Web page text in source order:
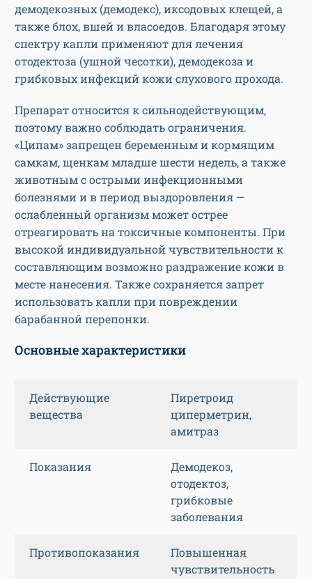
демодекозных (демодекс), иксодовых клещей, а
также блох, вшей и власоедов. Благодаря этому
спектру капли применяют для лечения
отодектоза (ушной чесотки), демодекоза и
грибковых инфекций кожи слухового прохода.
Препарат относится к сильнодействующим,
поэтому важно соблюдать ограничения.
«Ципам» запрещен беременным и кормящим
самкам, щенкам младше шести недель, а также
животным с острыми инфекционными
болезнями и в период выздоровления —
ослабленный организм может острее
отреагировать на токсичные компоненты. При
высокой индивидуальной чувствительности к
составляющим возможно раздражение кожи в
месте нанесения. Также сохраняется запрет
использовать капли при повреждении
барабанной перепонки.
Основные характеристики
Действующие
вещества
Пиретроид
циперметрин,
амитраз
Показания
Демодекоз,
отодектоз,
грибковые
заболевания
Противопоказания
Повышенная
чувствительность